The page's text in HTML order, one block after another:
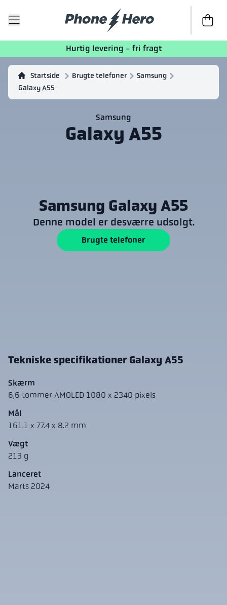
Til
Hurtig levering - fri fragt
Startside Brugte telefoner
Samsung
Galaxy A55
Samsung
Galaxy A55
Tekniske specifikationer Galaxy A55
Skærm
6,6 tommer AMOLED 1080 x 2340 pixels
Mål
161.1 x 77.4 x 8.2 mm
Vægt
213 g
Lanceret
Marts 2024
Samsung Galaxy A55
Denne model er desværre udsolgt.
Brugte telefoner